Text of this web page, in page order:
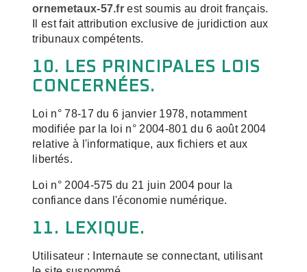
ornemetaux-57.fr est soumis au droit français.
Il est fait attribution exclusive de juridiction aux
tribunaux compétents.
10. LES PRINCIPALES LOIS
CONCERNÉES.
Loi n° 78-17 du 6 janvier 1978, notamment
modifiée par la loi n° 2004-801 du 6 août 2004
relative à l'informatique, aux fichiers et aux
libertés.
Loi n° 2004-575 du 21 juin 2004 pour la
confiance dans l'économie numérique.
11. LEXIQUE.
Utilisateur : Internaute se connectant, utilisant